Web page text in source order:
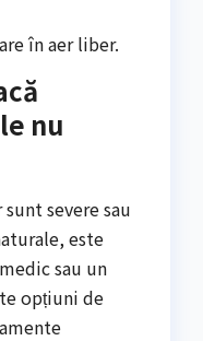
în aer liber.
nu
severe sau
este
sau un
opțiuni de